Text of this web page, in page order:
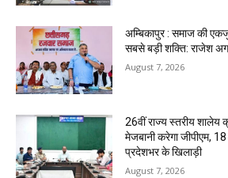
अम्बिकापुर : समाज की
सबसे बड़ी शक्ति: राजेश
August 7, 2026
26वीं राज्य स्तरीय शालेय
मेजबानी करेगा जीपीएम,
प्रदेशभर के खिलाड़ी
August 7, 2026